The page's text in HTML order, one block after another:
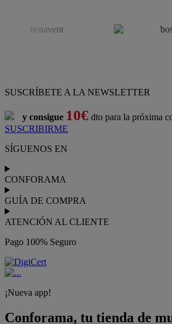
SUSCRÍBETE A LA NEWSLETTER
y consigue 10€ dto para la próxima
SUSCRIBIRME
SÍGUENOS EN
CONFORAMA
GUÍA DE COMPRA
ATENCIÓN AL CLIENTE
Pago 100% Seguro
¡Nueva app!
Conforama, tu tienda de